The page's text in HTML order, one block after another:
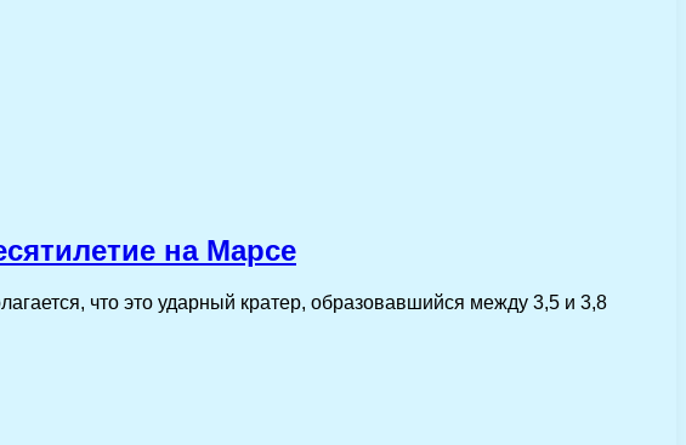
на Марсе
что это ударный кратер, образовавшийся между 3,5 и 3,8